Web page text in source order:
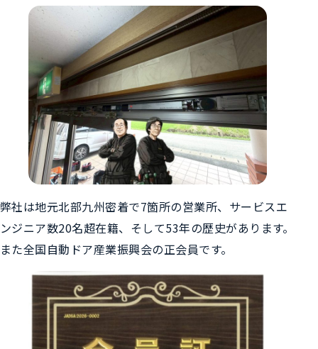
弊社は地元北部九州密着で7箇所の営業所、サービスエ
ンジニア数20名超在籍、そして53年の歴史があります。
また全国自動ドア産業振興会の正会員です。